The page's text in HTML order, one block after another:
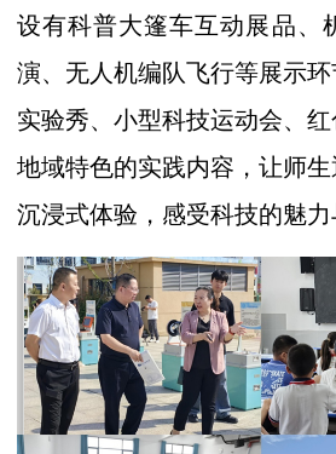
设有科普大篷车互动展品、
演、无人机编队飞行等展示
实验秀、小型科技运动会、
地域特色的实践内容，让师
沉浸式体验，感受科技的魅力